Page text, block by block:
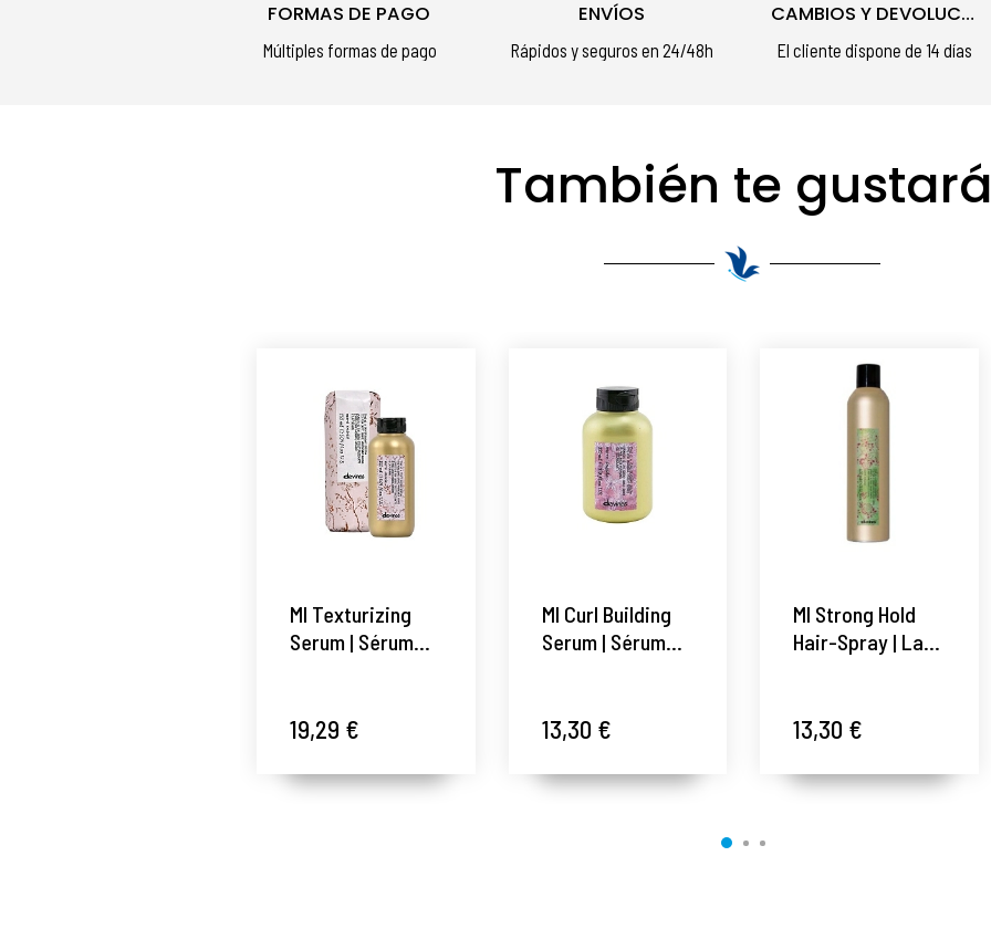
FORMAS DE PAGO
Múltiples formas de pago
ENVÍOS
Rápidos y seguros en 24/48h
CAMBIOS Y DEVOLUCIONES
El cliente dispone de 14 días
También te
MI Texturizing
Serum | Sérum
150ml - More
®
19,29 €
MI Curl Building
Serum | Sérum
®
13,30 €
MI Strong Hold
Hair-Spray | Laca
Inside - Davines
13,30 €